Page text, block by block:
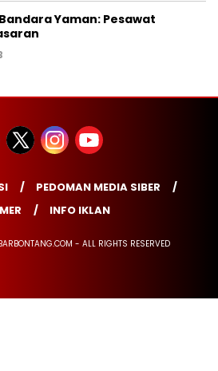
Yaman: Pesawat
PEDOMAN MEDIA SIBER
INFO IKLAN
- ALL RIGHTS RESERVED